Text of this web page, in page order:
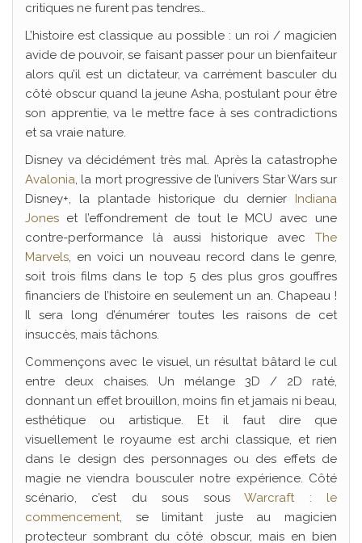
critiques ne furent pas tendres…
L’histoire est classique au possible : un roi / magicien
avide de pouvoir, se faisant passer pour un bienfaiteur
alors qu’il est un dictateur, va carrément basculer du
côté obscur quand la jeune Asha, postulant pour être
son apprentie, va le mettre face à ses contradictions
et sa vraie nature.
Disney va décidément très mal. Après la catastrophe
Avalonia, la mort progressive de l’univers Star Wars sur
Disney+, la plantade historique du dernier Indiana
Jones et l’effondrement de tout le MCU avec une
contre-performance là aussi historique avec The
Marvels, en voici un nouveau record dans le genre,
soit trois films dans le top 5 des plus gros gouffres
financiers de l’histoire en seulement un an. Chapeau !
Il sera long d’énumérer toutes les raisons de cet
insuccès, mais tâchons.
Commençons avec le visuel, un résultat bâtard le cul
entre deux chaises. Un mélange 3D / 2D raté,
donnant un effet brouillon, moins fin et jamais ni beau,
esthétique ou artistique. Et il faut dire que
visuellement le royaume est archi classique, et rien
dans le design des personnages ou des effets de
magie ne viendra bousculer notre expérience. Côté
scénario, c’est du sous sousWarcraft : le
commencement, se limitant juste au magicien
protecteur sombrant du côté obscur, mais en bien